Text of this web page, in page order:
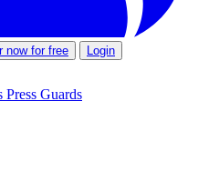
now for free Login
Press Guards